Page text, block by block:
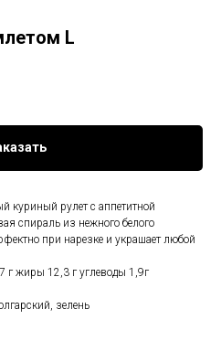
L
куриный рулет с аппетитной
спираль из нежного белого
при нарезке и украшает любой
г жиры 12,3 г углеводы 1,9г
зелень